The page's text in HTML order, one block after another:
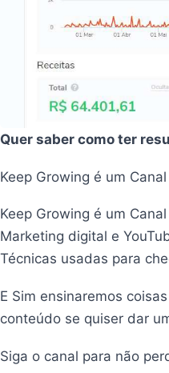
Quer saber como ter
Keep Growing é um Canal
Keep Growing é um
Marketing digital e
Técnicas usadas para
E Sim ensinaremos
conteúdo se quiser dar
Siga o canal para não